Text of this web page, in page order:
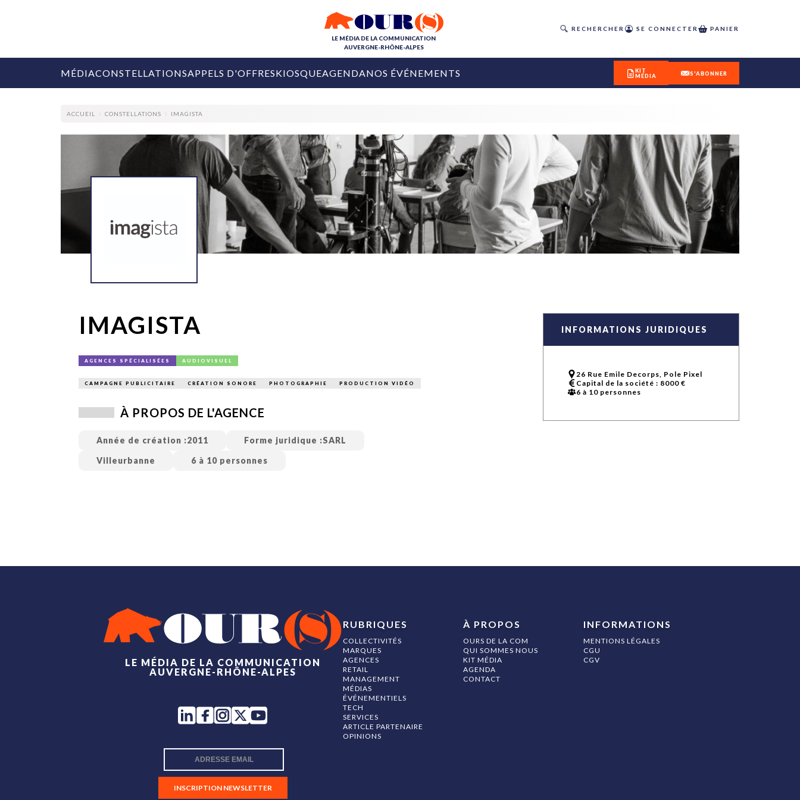
LE MÉDIA DE LA COMMUNICATION
AUVERGNE-RHÔNE-ALPES
RECHERCHER SE CONNECTER PANIER
MÉDIA
COLLECTIVITÉS
RETAIL
MÉDIAS
ÉVÉNEMENTIELS
SERVICES
ARTICLE
PARTENAIRE
De Courchevel à
Nice : Denis Zanon
est décédé
COLLECTIVITÉS
PUBLIÉ LE 31 JUILLET 2026
Ardèche
Tourisme lance
Ardèche Trip
Planner
29 JUILLET 2026 COLLECTIVITÉS
[Debrief] Loire Tourisme
mise sur la déconnexion en
digital
DÉCOUVREZ
OUR(S) #25 - ÉTÉ 2026
M’ABONNER À OURSCOM PENDANT
1 AN
CONSTELLATIONSAPPELS D'OFFRESKIOSQUEAGENDANOS ÉVÉNEMENTS
OURS DE L'ÉVÉNEMENTIEL
OURS DU DIGITAL
LES RENDEZ-VOUS MÉDIA
INFLUENCE IA
KIT
MÉDIA
S'ABONNER
ACCUEIL CONSTELLATIONS IMAGISTA
IMAGISTA
AGENCES SPÉCIALISÉES AUDIOVISUEL
CAMPAGNE PUBLICITAIRE CRÉATION SONORE PHOTOGRAPHIE PRODUCTION VIDÉO
À PROPOS DE L'AGENCE
Année de création :2011 Forme juridique :SARL
Villeurbanne
6 à 10 personnes
INFORMATIONS JURIDIQUES
26 Rue Emile Decorps, Pole Pixel
Capital de la société : 8000 €
6 à 10 personnes
LE MÉDIA DE LA COMMUNICATION
AUVERGNE-RHÔNE-ALPES
INSCRIPTION NEWSLETTER
RUBRIQUES
COLLECTIVITÉS
MARQUES
AGENCES
RETAIL
MANAGEMENT
MÉDIAS
ÉVÉNEMENTIELS
TECH
SERVICES
ARTICLE PARTENAIRE
OPINIONS
À PROPOS
OURS DE LA COM
QUI SOMMES NOUS
KIT MÉDIA
AGENDA
CONTACT
INFORMATIONS
MENTIONS LÉGALES
CGU
CGV